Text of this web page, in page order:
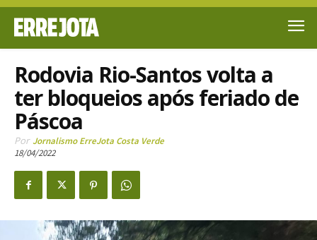
Rodovia Rio-Santos volta a
ter bloqueios após feriado de
Páscoa
Por Jornalismo ErreJota Costa Verde
18/04/2022